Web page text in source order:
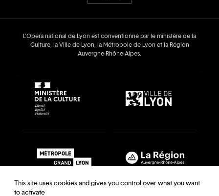
L’Opéra national de Lyon est conventionné par le ministère de la
Culture, la Ville de Lyon, la Métropole de Lyon et la Région
Auvergne‑Rhône‑Alpes.
This site uses cookies and gives you control over what you want
to activate